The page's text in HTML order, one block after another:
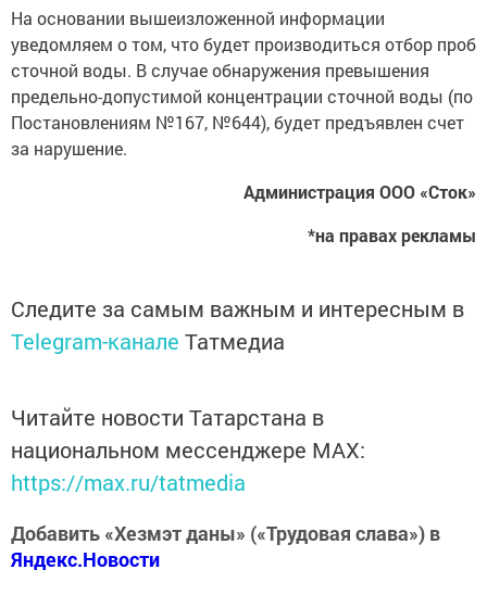
На основании вышеизложенной информации
уведомляем о том, что будет производиться отбор проб
сточной воды. В случае обнаружения превышения
предельно-допустимой концентрации сточной воды (по
Постановлениям №167, №644), будет предъявлен счет
за нарушение.
Администрация ООО «Сток»
*на правах рекламы
Следите за самым важным и интересным в
Telegram-канале Татмедиа
Читайте новости Татарстана в
национальном мессенджере MАХ:
https://max.ru/tatmedia
Добавить «Хезмэт даны» («Трудовая слава») в
Яндекс.Новости